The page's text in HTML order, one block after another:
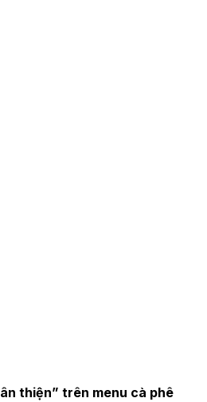
thiện” trên menu cà phê